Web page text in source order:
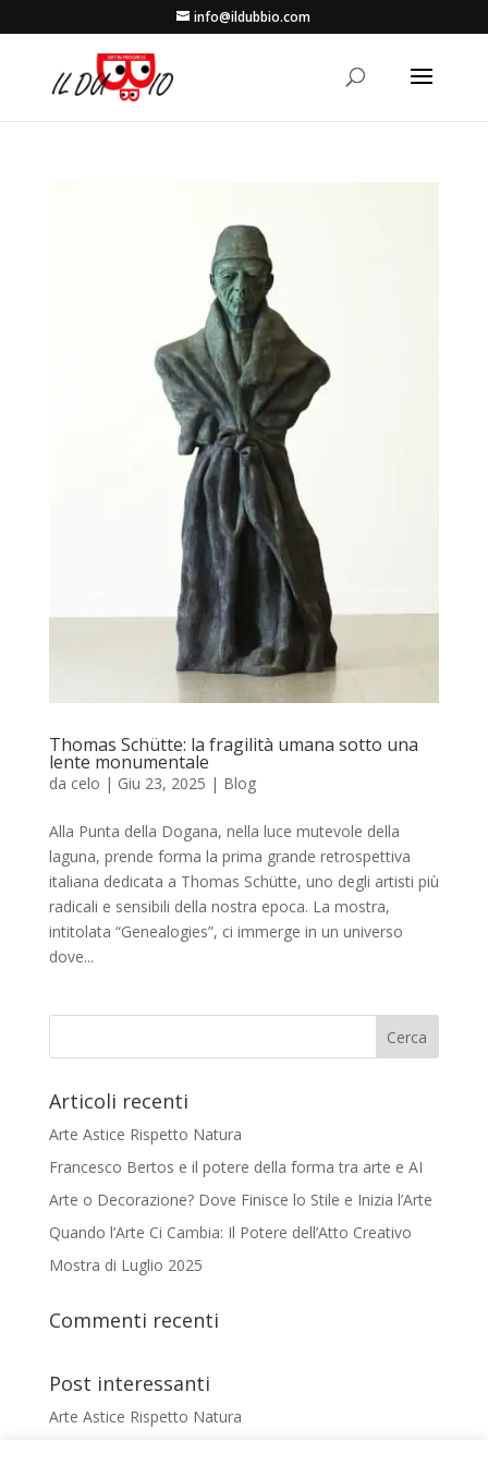
info@ildubbio.com
Thomas Schütte: la fragilità umana sotto una
lente monumentale
da celo | Giu 23, 2025 | Blog
Alla Punta della Dogana, nella luce mutevole della
laguna, prende forma la prima grande retrospettiva
italiana dedicata a Thomas Schütte, uno degli artisti più
radicali e sensibili della nostra epoca. La mostra,
intitolata “Genealogies”, ci immerge in un universo
dove...
Articoli recenti
Arte Astice Rispetto Natura
Francesco Bertos e il potere della forma tra arte e AI
Arte o Decorazione? Dove Finisce lo Stile e Inizia l’Arte
Quando l’Arte Ci Cambia: Il Potere dell’Atto Creativo
Mostra di Luglio 2025
Commenti recenti
Post interessanti
Arte Astice Rispetto Natura